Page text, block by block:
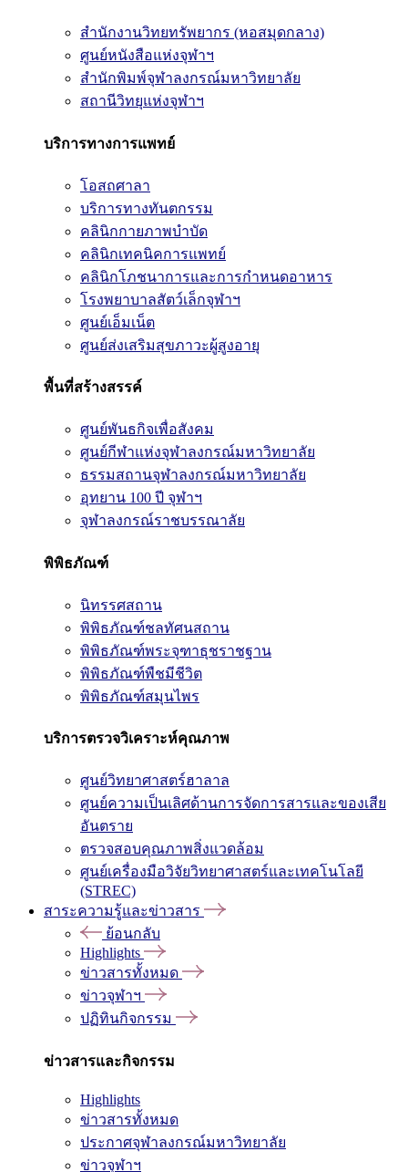
สำนักงานวิทยทรัพยากร (หอสมุดกลาง)
ศูนย์หนังสือแห่งจุฬาฯ
สำนักพิมพ์จุฬาลงกรณ์มหาวิทยาลัย
สถานีวิทยุแห่งจุฬาฯ
บริการทางการแพทย์
โอสถศาลา
บริการทางทันตกรรม
คลินิกกายภาพบำบัด
คลินิกเทคนิคการแพทย์
คลินิกโภชนาการและการกำหนดอาหาร
โรงพยาบาลสัตว์เล็กจุฬาฯ
ศูนย์เอ็มเน็ต
ศูนย์ส่งเสริมสุขภาวะผู้สูงอายุ
พื้นที่สร้างสรรค์
ศูนย์พันธกิจเพื่อสังคม
ศูนย์กีฬาแห่งจุฬาลงกรณ์มหาวิทยาลัย
ธรรมสถานจุฬาลงกรณ์มหาวิทยาลัย
อุทยาน 100 ปี จุฬาฯ
จุฬาลงกรณ์ราชบรรณาลัย
พิพิธภัณฑ์
นิทรรศสถาน
พิพิธภัณฑ์ชลทัศนสถาน
พิพิธภัณฑ์พระจุฑาธุชราชฐาน
พิพิธภัณฑ์พืชมีชีวิต
พิพิธภัณฑ์สมุนไพร
บริการตรวจวิเคราะห์คุณภาพ
ศูนย์วิทยาศาสตร์ฮาลาล
ศูนย์ความเป็นเลิศด้านการจัดการสารและของเสีย
อันตราย
ตรวจสอบคุณภาพสิ่งแวดล้อม
ศูนย์เครื่องมือวิจัยวิทยาศาสตร์และเทคโนโลยี
(STREC)
สาระความรู้และข่าวสาร
ย้อนกลับ
Highlights
ข่าวสารทั้งหมด
ข่าวจุฬาฯ
ปฏิทินกิจกรรม
ข่าวสารและกิจกรรม
Highlights
ข่าวสารทั้งหมด
ประกาศจุฬาลงกรณ์มหาวิทยาลัย
ข่าวจุฬาฯ